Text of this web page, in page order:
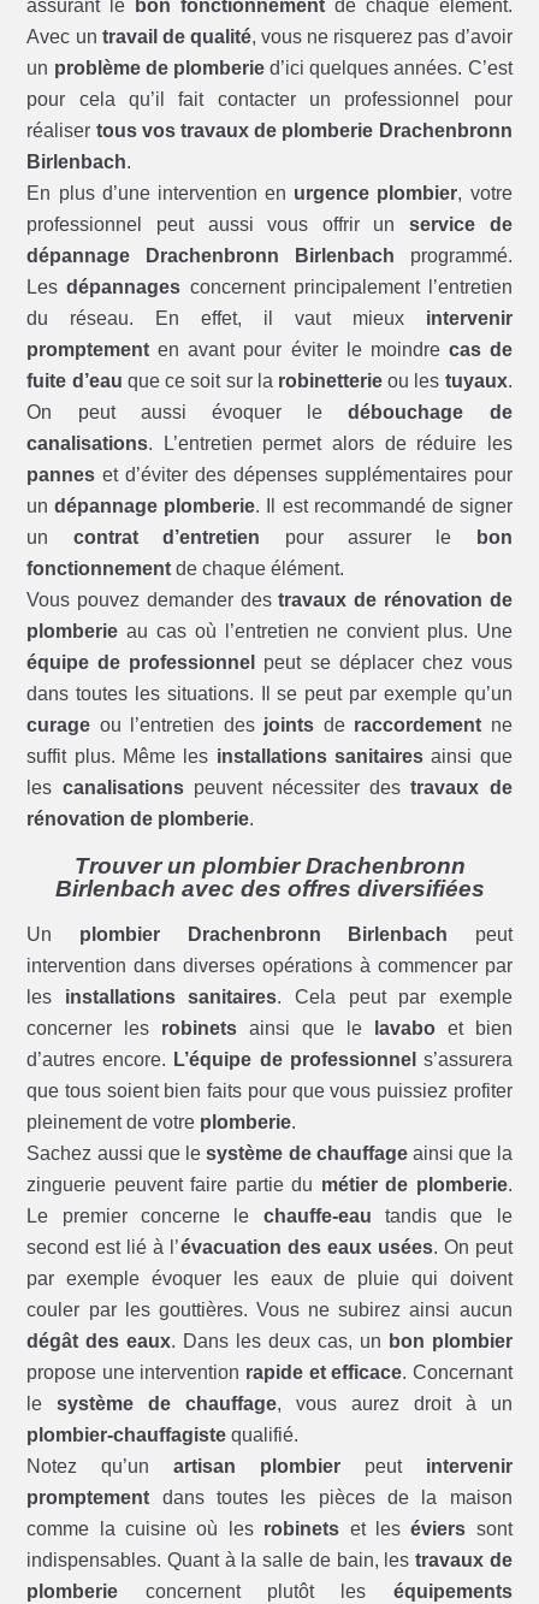
assurant le
bon fonctionnement de chaque élément.
Avec un travail de qualité, vous ne risquerez pas d’avoir
un problème de plomberied’ici quelques années. C’est
pour cela qu’il fait contacter un professionnel pour
réaliser tous vos travaux de plomberie Drachenbronn
Birlenbach.
En plus d’une intervention en urgence plombier, votre
professionnel peut aussi vous offrir un service de
dépannage Drachenbronn Birlenbach programmé.
Lesdépannages concernent principalement l’entretien
du réseau. En effet, il vaut mieux intervenir
promptement en avant pour éviter le moindre cas de
fuite d’eau que ce soit sur la robinetterieou les tuyaux.
On peut aussi évoquer ledébouchage de
canalisations. L’entretien permet alors de réduire les
pannes et d’éviter des dépenses supplémentaires pour
undépannage plomberie. Il est recommandé de signer
un contrat d’entretien pour assurer le
bon
fonctionnement de chaque élément.
Vous pouvez demander destravaux de rénovation de
plomberie au cas où l’entretien ne convient plus. Une
équipe de professionnel
peut se déplacer chez vous
dans toutes les situations. Il se peut par exemple qu’un
curage ou l’entretien des joints de raccordement ne
suffit plus. Même les installations sanitairesainsi que
les canalisationspeuvent nécessiter destravaux de
rénovation de plomberie.
Trouver un plombier Drachenbronn
Birlenbach avec des offres diversifiées
Un plombier Drachenbronn Birlenbach peut
intervention dans diverses opérations à commencer par
les installations sanitaires. Cela peut par exemple
concerner les robinets ainsi que le lavaboet bien
d’autres encore. L’équipe de professionnel s’assurera
que tous soient bien faits pour que vous puissiez profiter
pleinement de votre plomberie.
Sachez aussi que lesystème de chauffageainsi que la
zinguerie peuvent faire partie du métier de plomberie.
Le premier concerne le chauffe-eau tandis que le
second est lié à l’évacuation des eaux usées. On peut
par exemple évoquer les eaux de pluie qui doivent
couler par les gouttières. Vous ne subirez ainsi aucun
dégât des eaux. Dans les deux cas, un bon plombier
propose une intervention rapide et efficace. Concernant
lesystème de chauffage, vous aurez droit à un
plombier-chauffagiste qualifié.
Notez qu’unartisan plombierpeut intervenir
promptement dans toutes les pièces de la maison
comme la cuisine où les robinets et leséviers sont
indispensables. Quant à la salle de bain, les travaux de
plomberie concernent plutôt les équipements